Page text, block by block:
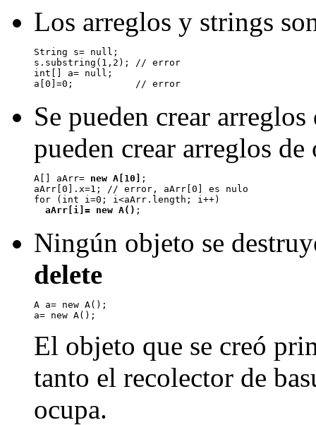
Los arreglos y strings
String s= null;
s.substring(1,2); // error
int[] a= null;
Se pueden crear
pueden crear arreglos de
A[] aArr= new A[10] ;
aArr[0].x=1; // error, aArr[0] es nulo
for (int i=0; i<aArr.length; i++)
aArr[i]= new A()
Ningún objeto se
delete
A a= new A();
El objeto que se creó
tanto el recolector de
ocupa.